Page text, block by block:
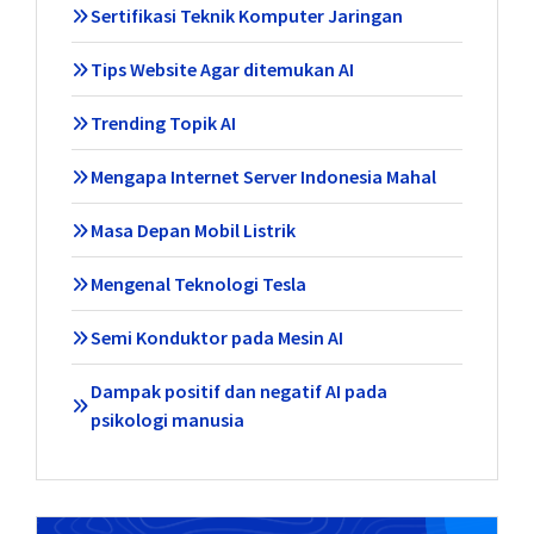
Sertifikasi Teknik Komputer Jaringan
Tips Website Agar ditemukan AI
Trending Topik AI
Mengapa Internet Server Indonesia Mahal
Masa Depan Mobil Listrik
Mengenal Teknologi Tesla
Semi Konduktor pada Mesin AI
Dampak positif dan negatif AI pada
psikologi manusia